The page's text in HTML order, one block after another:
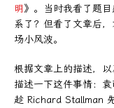
明》。当时我看了题
系了？但看了文章后
场小风波。
根据文章上的描述，
描述一下这件事情：
趁 Richard Stallman